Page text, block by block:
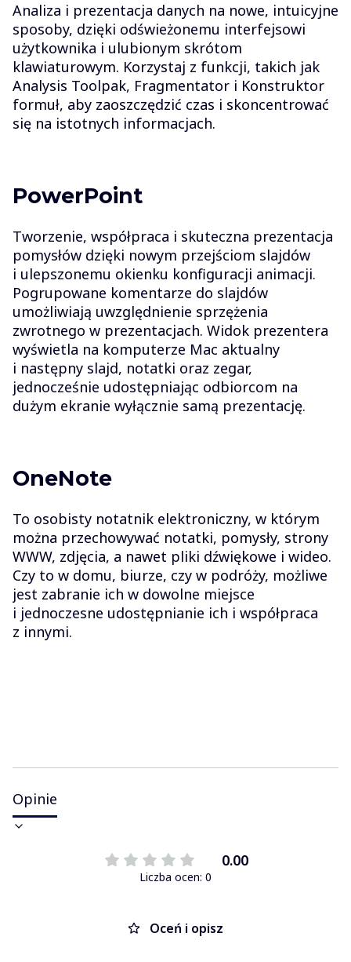
Analiza i prezentacja danych na nowe, intuicyjne
sposoby, dzięki odświeżonemu interfejsowi
użytkownika i ulubionym skrótom
klawiaturowym. Korzystaj z funkcji, takich jak
Analysis Toolpak, Fragmentator i Konstruktor
formuł, aby zaoszczędzić czas i skoncentrować
się na istotnych informacjach.
PowerPoint
Tworzenie, współpraca i skuteczna prezentacja
pomysłów dzięki nowym przejściom slajdów
i ulepszonemu okienku konfiguracji animacji.
Pogrupowane komentarze do slajdów
umożliwiają uwzględnienie sprzężenia
zwrotnego w prezentacjach. Widok prezentera
wyświetla na komputerze Mac aktualny
i następny slajd, notatki oraz zegar,
jednocześnie udostępniając odbiorcom na
dużym ekranie wyłącznie samą prezentację.
OneNote
To osobisty notatnik elektroniczny, w którym
można przechowywać notatki, pomysły, strony
WWW, zdjęcia, a nawet pliki dźwiękowe i wideo.
Czy to w domu, biurze, czy w podróży, możliwe
jest zabranie ich w dowolne miejsce
i jednoczesne udostępnianie ich i współpraca
z innymi.
Opinie
0.00
Liczba ocen: 0
Oceń i opisz